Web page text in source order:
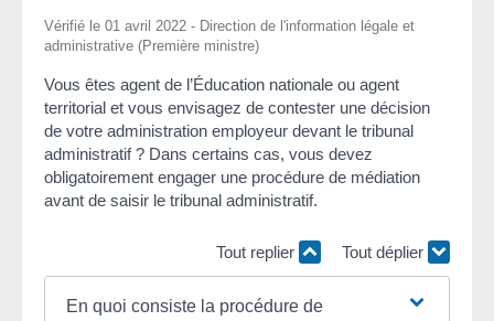
Vérifié le 01 avril 2022 - Direction de l'information légale et
administrative (Première ministre)
Vous êtes agent de l’Éducation nationale ou agent
territorial et vous envisagez de contester une décision
de votre administration employeur devant le tribunal
administratif ? Dans certains cas, vous devez
obligatoirement engager une procédure de médiation
avant de saisir le tribunal administratif.
Tout replier Tout déplier
En quoi consiste la procédure de